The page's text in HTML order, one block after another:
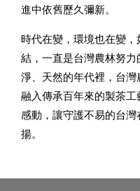
進中依舊歷久彌新。
時代在變，環境也在變
結，一直是台灣農林努
淨、天然的年代裡，台灣
融入傳承百年來的製茶
感動，讓守護不易的台
揚。